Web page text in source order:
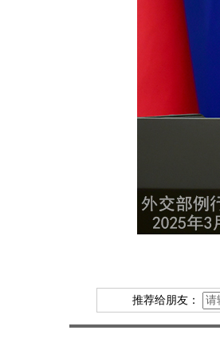
推荐给朋友：